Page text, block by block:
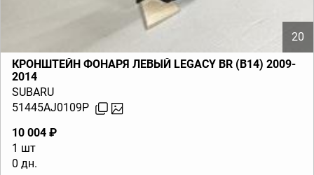
20
КРОНШТЕЙН ФОНАРЯ ЛЕВЫЙ LEGACY BR (B14) 2009-
2014
SUBARU
51445AJ0109P
10 004 ₽
1 шт
0 дн.